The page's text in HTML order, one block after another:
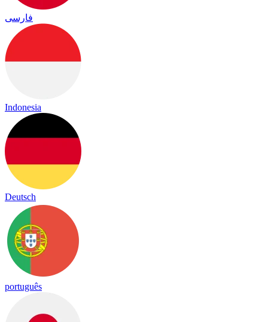
فارسی
Indonesia
Deutsch
português